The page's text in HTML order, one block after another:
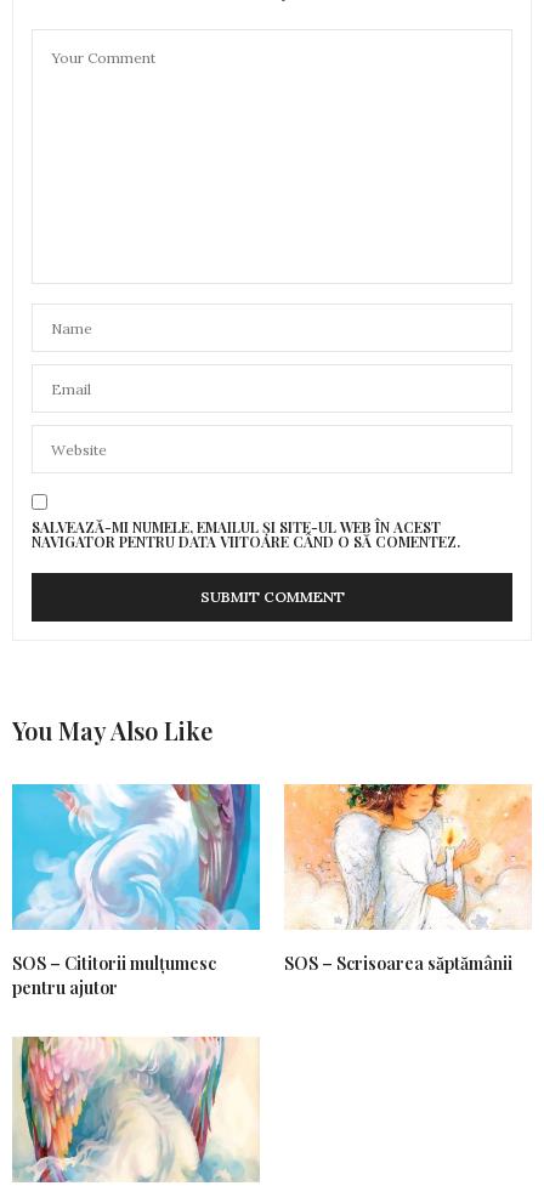
SALVEAZĂ-MI NUMELE, EMAILUL ȘI SITE-UL WEB ÎN ACEST
NAVIGATOR PENTRU DATA VIITOARE CÂND O SĂ COMENTEZ.
You May Also Like
SOS – Cititorii mulțumesc
pentru ajutor
SOS – Scrisoarea săptămânii